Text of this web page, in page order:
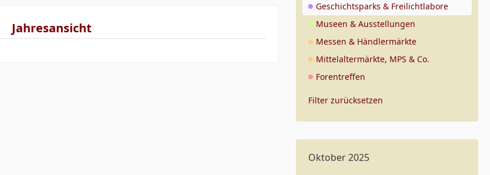
Jahresansicht
Geschichtsparks & Freilichtlabore
Museen & Ausstellungen
Messen & Händlermärkte
Mittelaltermärkte, MPS & Co.
Forentreffen
Filter zurücksetzen
Oktober 2025